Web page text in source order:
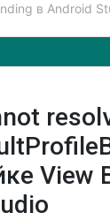
в Android
View